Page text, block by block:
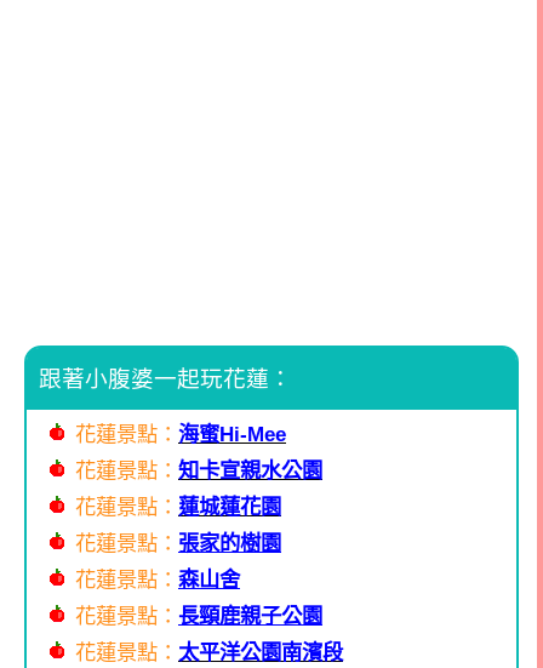
跟著小腹婆一起玩花蓮：
花蓮景點： 海蜜Hi-Mee
花蓮景點： 知卡宣親水公園
花蓮景點： 蓮城蓮花園
花蓮景點： 張家的樹園
花蓮景點： 森山舍
花蓮景點： 長頸鹿親子公園
花蓮景點： 太平洋公園南濱段